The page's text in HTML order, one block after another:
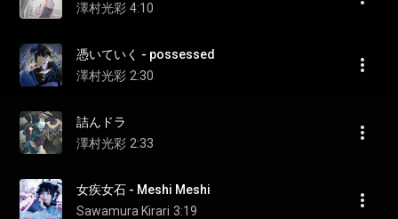
澤村光彩 4:10
憑いていく - possessed
澤村光彩 2:30
詰んドラ
澤村光彩 2:33
女疾女石 - Meshi Meshi
Sawamura Kirari 3:19